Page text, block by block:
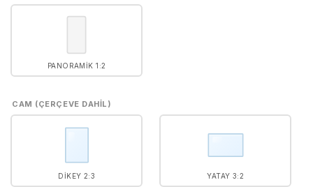
PANORAMIK 1:2
CAM (ÇERÇEVE DAHIL)
DIKEY 2:3 YATAY 3:2